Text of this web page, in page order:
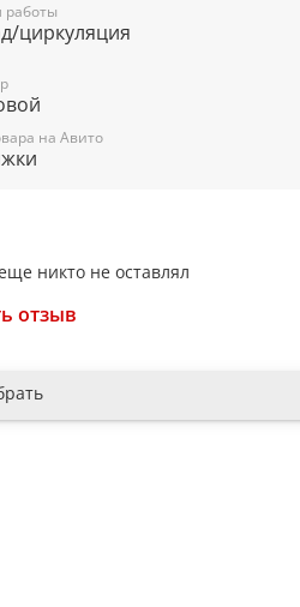
мощность
управление
циркуляция
на Авито
никто не оставлял
отзыв